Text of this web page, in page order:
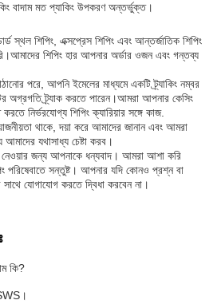
বাদাম মত প্যাকিং উপকরণ অন্তর্ভুক্ত।
স্থল শিপিং, এক্সপ্রেস শিপিং এবং আন্তর্জাতিক শিপিং
শিপিং হার আপনার অর্ডার ওজন এবং গন্তব্য
পরে, আপনি ইমেলের মাধ্যমে একটি ট্র্যাকিং নম্বর
অগ্রগতি ট্র্যাক করতে পারেন।আমরা আপনার কেসিং
নির্ভরযোগ্য শিপিং ক্যারিয়ার সঙ্গে কাজ.
থাকে, দয়া করে আমাদের জানান এবং আমরা
যথাসাধ্য চেষ্টা করব।
নেওয়ার জন্য আপনাকে ধন্যবাদ। আমরা আশা করি
পরিষেবাতে সন্তুষ্ট। আপনার যদি কোনও প্রশ্ন বা
যোগাযোগ করতে দ্বিধা করবেন না।
কি?